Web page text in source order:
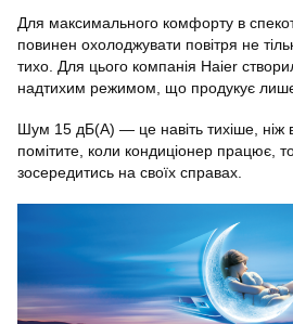
Для максимального комфорту в
повинен охолоджувати повітря не
тихо. Для цього компанія Haier
надтихим режимом, що продукує
Шум 15 дБ(A) — це навіть тихіше, ніж
помітите, коли кондиціонер працює,
зосередитись на своїх справах.